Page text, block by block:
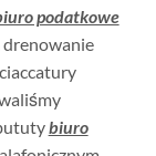
podatkowe
biuro